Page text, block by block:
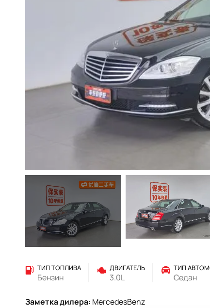
ТИП ТОПЛИВА
Бензин
ДВИГАТЕЛЬ
3.0L
ТИП
Седан
Заметка дилера: MercedesBenz